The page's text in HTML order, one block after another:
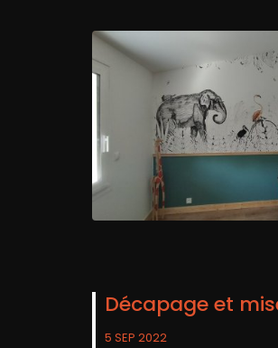
Décapage et
5 SEP 2022